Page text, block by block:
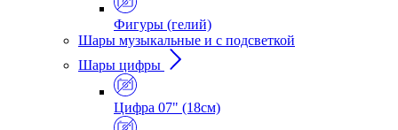
Фигуры (гелий)
Шары музыкальные и с подсветкой
Шары цифры
Цифра 07" (18см)